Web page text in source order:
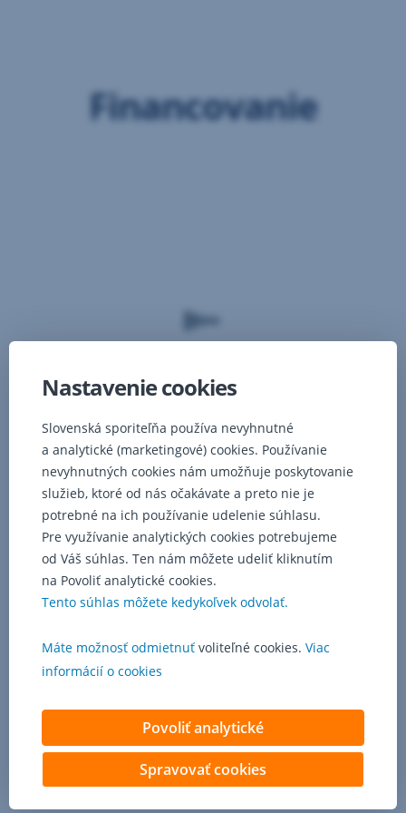
Financovanie
Nastavenie cookies
Slovenská sporiteľňa používa nevyhnutné
a analytické (marketingové) cookies. Používanie
nevyhnutných cookies nám umožňuje poskytovanie
služieb, ktoré od nás očakávate a preto nie je
potrebné na ich používanie udelenie súhlasu.
Pre využívanie analytických cookies potrebujeme
od Váš súhlas. Ten nám môžete udeliť kliknutím
na Povoliť analytické cookies.
Tento súhlas môžete kedykoľvek odvolať.
Máte možnosť odmietnuť voliteľné cookies. Viac
informácií o cookies
Povoliť analytické
Spravovať cookies